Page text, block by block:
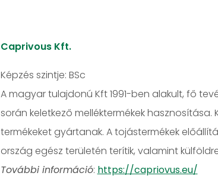
Caprivous Kft.
Képzés szintje: BSc
A magyar tulajdonú Kft 1991-ben alakult, fő
során keletkező melléktermékek
termékeket gyártanak. A tojástermékek
ország egész területén terítik, valamint
További információ: https://capriovus.eu/